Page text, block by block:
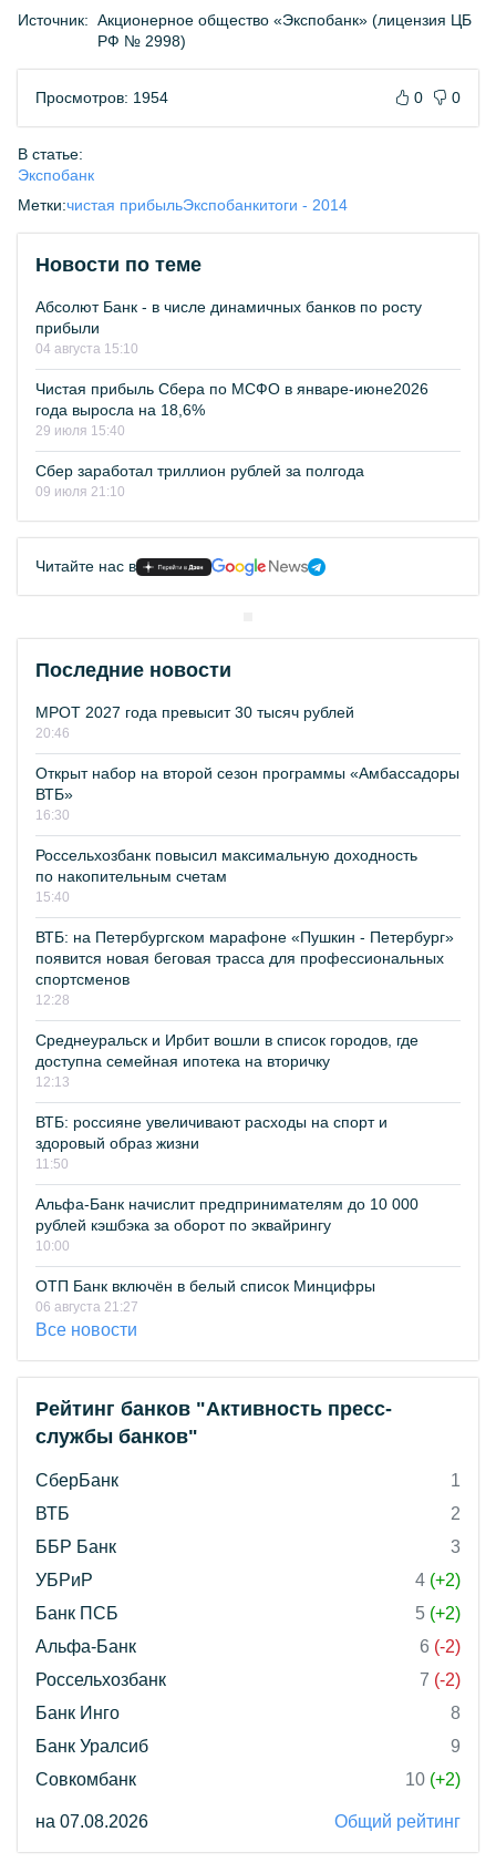
Источник: Акционерное общество «Экспобанк» (лицензия ЦБ
РФ № 2998)
Просмотров: 1954 0 0
В статье:
Экспобанк
Метки:чистая прибыльЭкспобанкитоги - 2014
Новости по теме
Абсолют Банк - в числе динамичных банков по росту
прибыли
04 августа 15:10
Чистая прибыль Сбера по МСФО в январе-июне2026
года выросла на 18,6%
29 июля 15:40
Сбер заработал триллион рублей за полгода
09 июля 21:10
Читайте нас в
Последние новости
МРОТ 2027 года превысит 30 тысяч рублей
20:46
Открыт набор на второй сезон программы «Амбассадоры
ВТБ»
16:30
Россельхозбанк повысил максимальную доходность
по накопительным счетам
15:40
ВТБ: на Петербургском марафоне «Пушкин - Петербург»
появится новая беговая трасса для профессиональных
спортсменов
12:28
Среднеуральск и Ирбит вошли в список городов, где
доступна семейная ипотека на вторичку
12:13
ВТБ: россияне увеличивают расходы на спорт и
здоровый образ жизни
11:50
Альфа-Банк начислит предпринимателям до 10 000
рублей кэшбэка за оборот по эквайрингу
10:00
ОТП Банк включён в белый список Минцифры
06 августа 21:27
Все новости
Рейтинг банков "Активность пресс-
службы банков"
СберБанк
1
ВТБ
2
ББР Банк
3
УБРиР
4 (+2)
Банк ПСБ
5 (+2)
Альфа-Банк
6 (-2)
Россельхозбанк
7 (-2)
Банк Инго
8
Банк Уралсиб
9
Совкомбанк
10 (+2)
на 07.08.2026 Общий рейтинг